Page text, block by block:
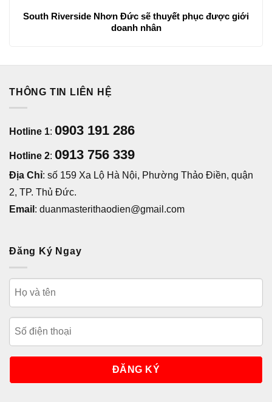
South Riverside Nhơn Đức sẽ thuyết phục được giới
doanh nhân
THÔNG TIN LIÊN HỆ
Hotline 1: 0903 191 286
Hotline 2: 0913 756 339
Địa Chỉ: số 159 Xa Lộ Hà Nội, Phường Thảo Điền, quận
2, TP. Thủ Đức.
Email : duanmasterithaodien@gmail.com
Đăng Ký Ngay